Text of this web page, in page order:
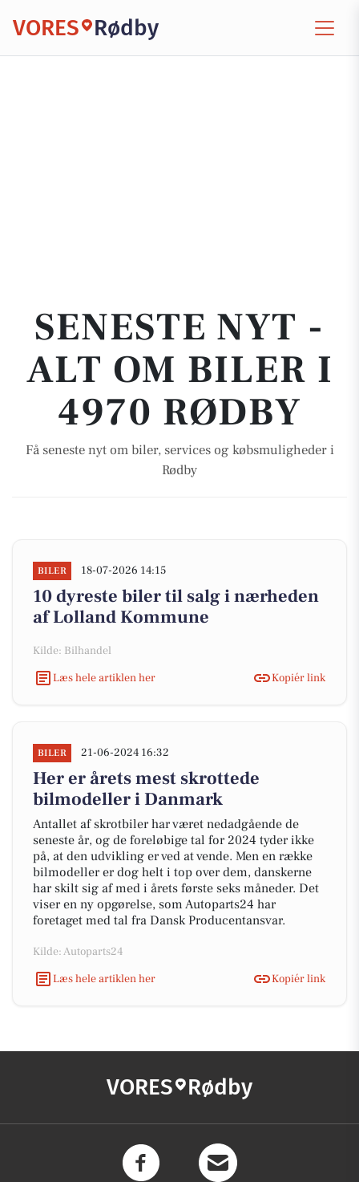
VORES Rødby
SENESTE NYT -
ALT OM BILER I
4970 RØDBY
Få seneste nyt om biler, services og købsmuligheder i
Rødby
BILER 18-07-2026 14:15
10 dyreste biler til salg i nærheden
af Lolland Kommune
Kilde: Bilhandel
Læs hele artiklen her
Kopiér link
BILER 21-06-2024 16:32
Her er årets mest skrottede
bilmodeller i Danmark
Antallet af skrotbiler har været nedadgående de
seneste år, og de foreløbige tal for 2024 tyder ikke
på, at den udvikling er ved at vende. Men en række
bilmodeller er dog helt i top over dem, danskerne
har skilt sig af med i årets første seks måneder. Det
viser en ny opgørelse, som Autoparts24 har
foretaget med tal fra Dansk Producentansvar.
Kilde: Autoparts24
Læs hele artiklen her
Kopiér link
VORES Rødby